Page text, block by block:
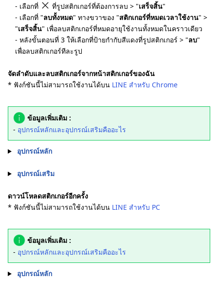
- เลือกที่
ที่รูปสติกเกอร์ที่ต้องการลบ > "เสร็จสิ้น"
- เลือกที่ "ลบทั้งหมด" ทางขวาของ "สติกเกอร์ที่หมดเวลาใช้งาน" >
"เสร็จสิ้น" เพื่อลบสติกเกอร์ที่หมดอายุใช้งานทั้งหมดในคราวเดียว
- หลังขั้นตอนที่ 3 ให้เลือกที่ป้ายกำกับสี​แดงที่รูปสติกเกอร์ > "ลบ"
เพื่อลบสติกเกอร์ทีละรูป
จัดลำดับและลบสติกเกอร์จากหน้าสติกเกอร์ของฉัน
* ฟังก์ชันนี้ไม่สามารถใช้งานได้บน LINE สำหรับ Chrome
ข้อมูลเพิ่มเติม :
- อุปกรณ์หลักและอุปกรณ์เสริมคืออะไร
อุปกรณ์หลัก
อุปกรณ์เสริม
ดาวน์โหลดสติกเกอร์อีกครั้ง
* ฟังก์ชันนี้ไม่สามารถใช้งานได้บน LINE สำหรับ PC
ข้อมูลเพิ่มเติม :
- อุปกรณ์หลักและอุปกรณ์เสริมคืออะไร
อุปกรณ์หลัก